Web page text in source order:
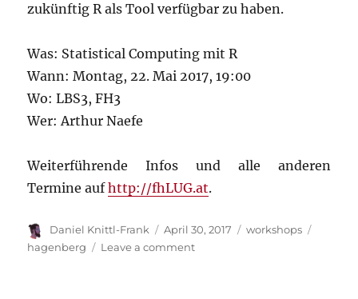
zukünftig R als Tool verfügbar zu haben.
Was: Statistical Computing mit R
Wann: Montag, 22. Mai 2017, 19:00
Wo: LBS3, FH3
Wer: Arthur Naefe
Weiterführende Infos und alle anderen
Termine aufhttp://fhLUG.at.
Author
Daniel Knittl-Frank
Posted
on
April 30, 2017 Categories
workshops
hagenberg
Leave a commenton